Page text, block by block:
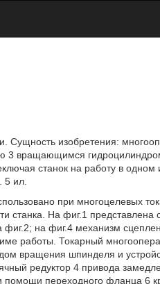
Сущность изобретения:
3 вращающимся
станок на работу в одном
5 ил.
при многоцелевых
станка. На фиг.1 представлена
на фиг.4 механизм
работы. Токарный
вращения шпинделя и
редуктор 4 привода
помощи переходного фланца 6